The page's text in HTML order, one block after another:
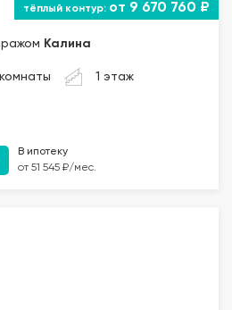
от 9 670 760 ₽
Калина
1 этаж
В ипотеку
от 51 545 ₽/мес.